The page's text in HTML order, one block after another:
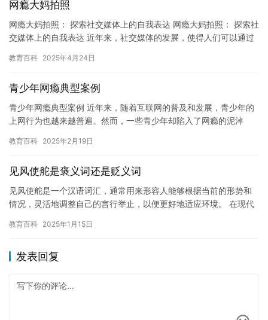
网瘾大妈拍照
网瘾大妈拍照： 探索社交媒体上的自我表达 网瘾大妈拍照： 探索社
交媒体上的自我表达 近年来，社交媒体的发展，使得人们可以通过
教育百科 2025年4月24日
青少年网瘾典型案例
青少年网瘾典型案例 近年来，随着互联网的普及和发展，青少年的
上网行为也越来越普遍。然而，一些青少年却陷入了网瘾的泥淖
身体健…
教育百科 2025年2月19日
见风使舵是褒义词还是贬义词
见风使舵是一个汉语词汇，通常用来形容人能够根据当前的形势和
情况，灵活地调整自己的言行举止，以便更好地适应环境。 在现代
示…
教育百科 2025年1月15日
发表回复